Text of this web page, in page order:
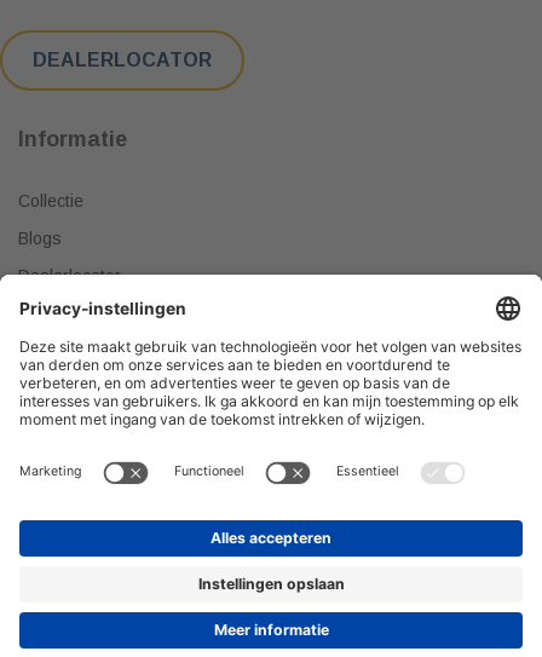
DEALERLOCATOR
Informatie
Collectie
Blogs
Dealerlocator
Dealer worden
Meest gestelde vragen
Tips & Tricks
DEALER WORDEN